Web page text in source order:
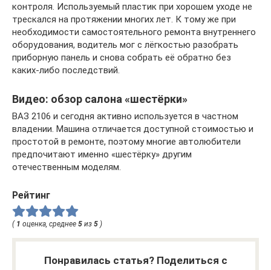
контроля. Используемый пластик при хорошем уходе не
трескался на протяжении многих лет. К тому же при
необходимости самостоятельного ремонта внутреннего
оборудования, водитель мог с лёгкостью разобрать
приборную панель и снова собрать её обратно без
каких-либо последствий.
Видео: обзор салона «шестёрки»
ВАЗ 2106 и сегодня активно используется в частном
владении. Машина отличается доступной стоимостью и
простотой в ремонте, поэтому многие автолюбители
предпочитают именно «шестёрку» другим
отечественным моделям.
Рейтинг
( 1 оценка, среднее 5 из 5 )
Понравилась статья? Поделиться с